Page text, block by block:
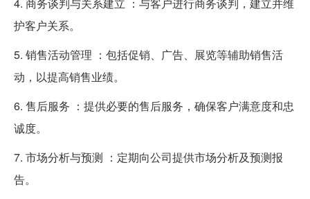
护客户关系。
5. 销售活动管理 ：包括促销、广告、展览等辅助销售活
动，以提高销售业绩。
6. 售后服务 ：提供必要的售后服务，确保客户满意度和忠
诚度。
7. 市场分析与预测 ：定期向公司提供市场分析及预测报
告。